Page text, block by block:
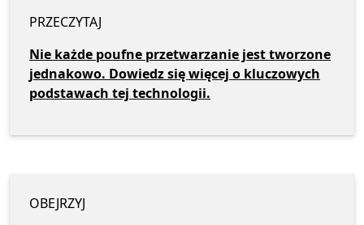
PRZECZYTAJ
Nie każde poufne przetwarzanie jest tworzone
jednakowo. Dowiedz się więcej o kluczowych
podstawach tej technologii.
OBEJRZYJ